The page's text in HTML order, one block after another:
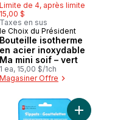
Limite de 4, après limite
15,00 $
Taxes en sus
Coup de cœur
le Choix du Président
Bouteille isotherme
en acier inoxydable
Ma mini soif – vert
1 ea, 15,00 $/1ch
Magasiner Offre
5 breloques Gouttelettes
Ajouter